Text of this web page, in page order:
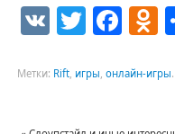
VK
Метки: Rift, игры онлайн-игры.